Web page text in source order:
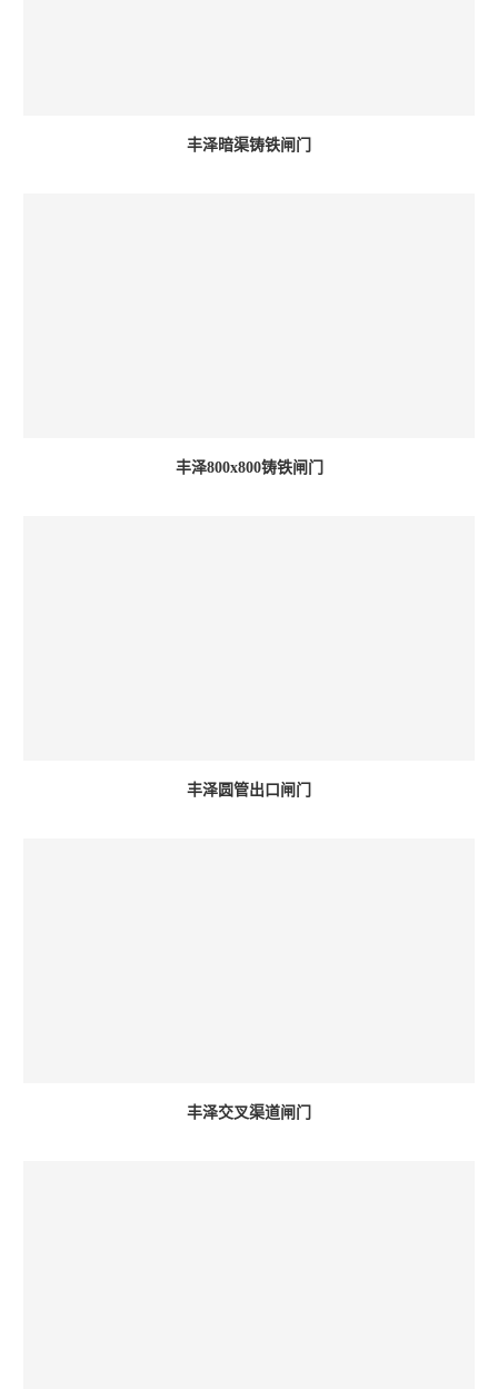
丰泽暗渠铸铁闸门
丰泽800x800铸铁闸门
丰泽圆管出口闸门
丰泽交叉渠道闸门